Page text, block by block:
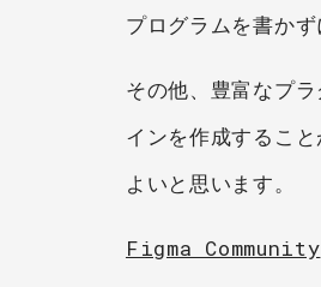
プログラムを書か
その他、豊富なプ
インを作成するこ
よいと思います。
Figma Community